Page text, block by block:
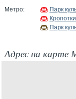
Метро:
Парк
Парк
Адрес на карте